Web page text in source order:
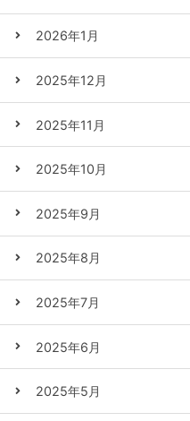
2026年1月
2025年12月
2025年11月
2025年10月
2025年9月
2025年8月
2025年7月
2025年6月
2025年5月